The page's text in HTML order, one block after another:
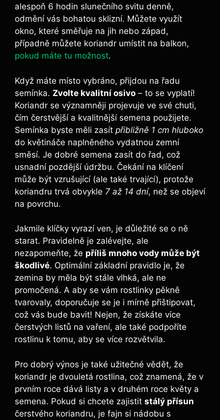
alespoň 6 hodin slunečního svitu denně,
odmění vás bohatou sklizní. Můžete využít
okno, které směřuje na jih nebo západ,
případně můžete koriandr umístit na balkon,
pokud máte tu možnost.
Když máte místo vybráno, přijdou na řadu
semínka. Zvolte kvalitní osivo – to se vyplatí!
Koriandr se významněji projevuje ve své chuti,
čím čerstvější a kvalitnější semena použijete.
Semínka byste měli zasít přibližně 1 cm hluboko
do květináče naplněného vydatnou zemní
směsí. Je dobré semena zasít do řad, což
usnadní pozdější údržbu. Čekání na klíčení
může být vzrušující (ale také trvající), protože
koriandru trvá obvykle 7 až 14 dní, než se objeví
na povrchu.
Jakmile klíčky vyrazí ven, je důležité se o ně
starat. Pravidelně je zalévejte, ale
nezapomeňte, že příliš mnoho vody může být
škodlivé. Optimální základní pravidlo je, že
zemina by měla být stále vlhká, ale ne
promočená. A aby se vám rostlinky pěkně
tvarovaly, doporučuje se je i mírně přištipovat,
což vás bude bavit! Nejen, že získáte více
čerstvých listů na vaření, ale také podpoříte
rostlinu k tomu, aby se více rozvětvila.
Pro dobrý výnos je také užitečné vědět, že
koriandr je dvouletá rostlina, což znamená, že v
prvním roce dává listy a v druhém roce květy a
semena. Pokud si chcete zajistit stálý přísun
čerstvého koriandru, je fajn si nádobu s